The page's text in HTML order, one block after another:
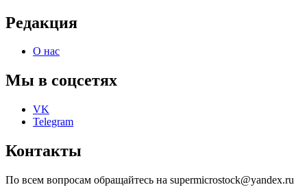
Редакция
О нас
Мы в соцсетях
VK
Telegram
Контакты
По всем вопросам обращайтесь на supermicrostock@yandex.ru